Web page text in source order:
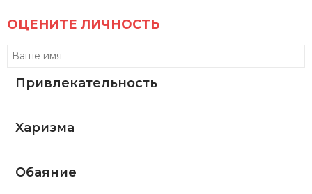
ОЦЕНИТЕ ЛИЧНОСТЬ
Привлекательность
Харизма
Обаяние